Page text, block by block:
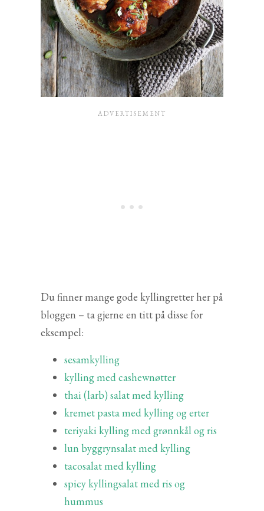
Du finner mange gode kyllingretter her på
bloggen – ta gjerne en titt på disse for
eksempel:
sesamkylling
kylling med cashewnøtter
thai (larb) salat med kylling
kremet pasta med kylling og erter
teriyaki kylling med grønnkål og ris
lun byggrynsalat med kylling
tacosalat med kylling
spicy kyllingsalat med ris og
hummus